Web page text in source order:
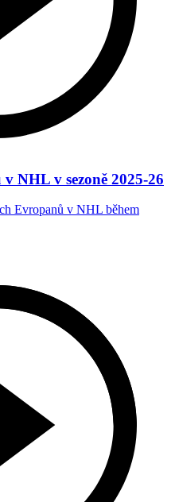
NHL v sezoně 2025-26
Evropanů v NHL během